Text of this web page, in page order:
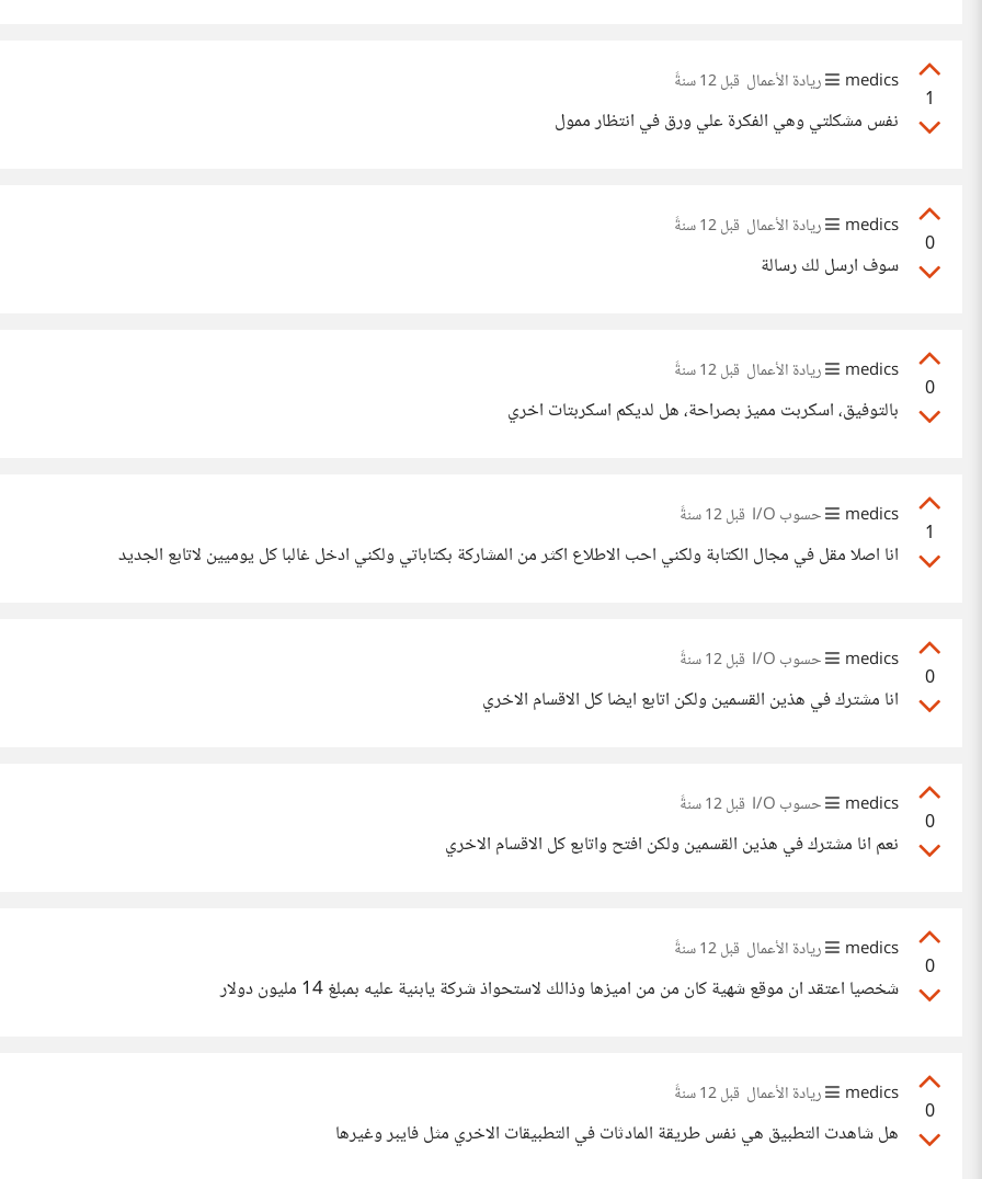
1
medics ريادة الأعمال قبل 12 سنةً
نفس مشكلتي وهي الفكرة علي ورق في انتظار ممول
0
medics ريادة الأعمال قبل 12 سنةً
سوف ارسل لك رسالة
0
medics ريادة الأعمال قبل 12 سنةً
بالتوفيق، اسكربت مميز بصراحة، هل لديكم اسكربتات اخري
1
medics حسوب I/O قبل 12 سنةً
انا اصلا مقل في مجال الكتابة ولكني احب الاطلاع اكثر من المشاركة بكتاباتي ولكني ادخل غالبا كل يوميين لاتابع الجديد
0
medics حسوب I/O قبل 12 سنةً
انا مشترك في هذين القسمين ولكن اتابع ايضا كل الاقسام الاخري
0
medics حسوب I/O قبل 12 سنةً
نعم انا مشترك في هذين القسمين ولكن افتح واتابع كل الاقسام الاخري
0
medics ريادة الأعمال قبل 12 سنةً
شخصيا اعتقد ان موقع شهية كان من من اميزها وذالك لاستحواذ شركة يابنية عليه بمبلغ 14 مليون دولار
0
medics ريادة الأعمال قبل 12 سنةً
هل شاهدت التطبيق هي نفس طريقة المادثات في التطبيقات الاخري مثل فايبر وغيرها